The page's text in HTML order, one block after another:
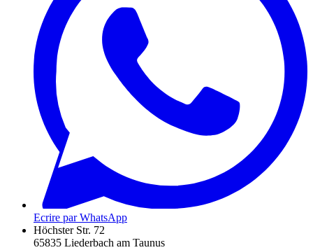
Ecrire par WhatsApp
Höchster Str. 72
65835 Liederbach am Taunus